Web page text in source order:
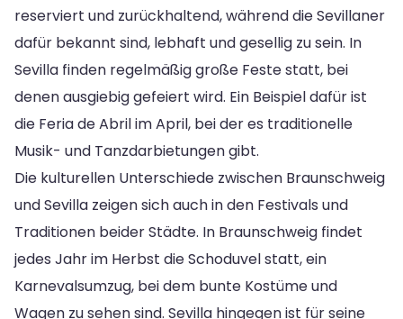
reserviert und zurückhaltend, während die Sevillaner
dafür bekannt sind, lebhaft und gesellig zu sein. In
Sevilla finden regelmäßig große Feste statt, bei
denen ausgiebig gefeiert wird. Ein Beispiel dafür ist
die Feria de Abril im April, bei der es traditionelle
Musik- und Tanzdarbietungen gibt.
Die kulturellen Unterschiede zwischen Braunschweig
und Sevilla zeigen sich auch in den Festivals und
Traditionen beider Städte. In Braunschweig findet
jedes Jahr im Herbst die Schoduvel statt, ein
Karnevalsumzug, bei dem bunte Kostüme und
Wagen zu sehen sind. Sevilla hingegen ist für seine